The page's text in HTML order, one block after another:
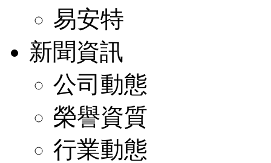
易安特
新聞資訊
公司動態
榮譽資質
行業動態